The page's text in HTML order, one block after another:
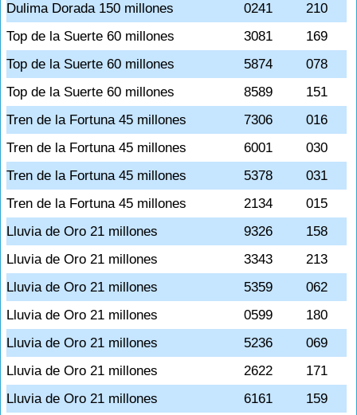
Dulima Dorada 150 millones
0241
210
Top de la Suerte 60 millones
3081
169
Top de la Suerte 60 millones
5874
078
Top de la Suerte 60 millones
8589
151
Tren de la Fortuna 45 millones
7306
016
Tren de la Fortuna 45 millones
6001
030
Tren de la Fortuna 45 millones
5378
031
Tren de la Fortuna 45 millones
2134
015
Lluvia de Oro 21 millones
9326
158
Lluvia de Oro 21 millones
3343
213
Lluvia de Oro 21 millones
5359
062
Lluvia de Oro 21 millones
0599
180
Lluvia de Oro 21 millones
5236
069
Lluvia de Oro 21 millones
2622
171
Lluvia de Oro 21 millones
6161
159